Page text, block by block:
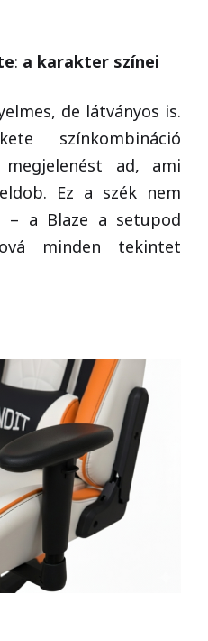
: a karakter színei
de látványos is.
színkombináció
ad, ami
Ez a szék nem
a Blaze a setupod
minden tekintet